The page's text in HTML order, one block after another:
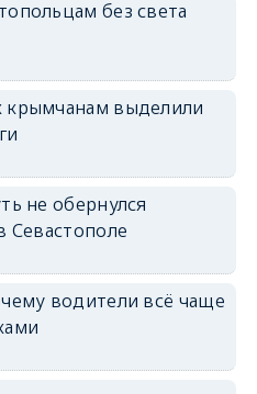
без света
крымчанам выделили
не обернулся
Севастополе
водители всё чаще